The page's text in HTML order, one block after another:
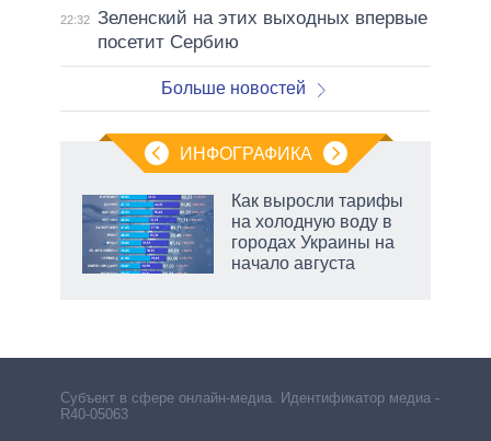
22:32 Зеленский на этих выходных впервые
посетит Сербию
Больше новостей
ИНФОГРАФИКА
Как выросли тарифы
на холодную воду в
городах Украины на
начало августа
Субъект в сфере онлайн-медиа. Идентификатор медиа –
R40-05063